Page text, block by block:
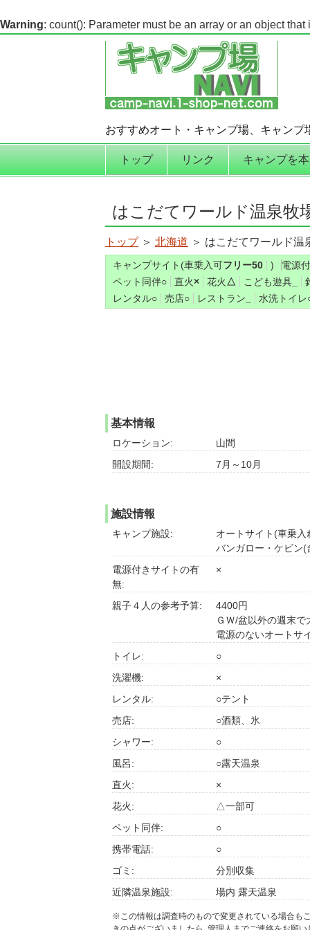
Warning: count(): Parameter must be an array or an object
おすすめオート・キャンプ場、キャンプ
コンテンツへ移動
トップ リンク キャンプを
はこだてワールド温泉牧
トップ＞ 北海道 ＞ はこだてワールド
キャンプサイト(車乗入可フリー50 )
電源
ペット同伴○ 直火× 花火 △ こども遊具
レンタル○ 売店○ レストラン 水洗トイレ
基本情報
ロケーション:
山間
開設期間:
7月～10月
施設情報
キャンプ施設:
オートサイト(車乗
バンガロー・ケビン(
電源付きサイトの有
無:
×
親子４人の参考予算:
4400円
ＧＷ/盆以外の週末
電源のないオートサ
トイレ:
○
洗濯機:
×
レンタル:
○テント
売店:
○酒類、氷
シャワー:
○
風呂:
○露天温泉
直火:
×
花火:
△一部可
ペット同伴:
○
携帯電話:
○
ゴミ:
分別収集
近隣温泉施設:
場内 露天温泉
※この情報は調査時のもので変更されている場合も